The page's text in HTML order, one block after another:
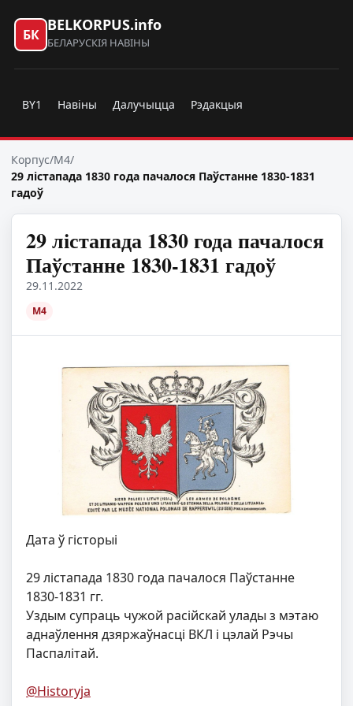
БК
BELKORPUS.info
БЕЛАРУСКІЯ НАВІНЫ
BY1 Навіны Далучыцца Рэдакцыя
Корпус/M4/
29 лістапада 1830 года пачалося Паўстанне 1830-1831
гадоў
29 лістапада 1830 года пачалося
Паўстанне 1830-1831 гадоў
29.11.2022
M4
Дата ў гiсторыi
29 лістапада 1830 года пачалося Паўстанне
1830-1831 гг.
Уздым супраць чужой расійскай улады з мэтаю
аднаўлення дзяржаўнасці ВКЛ і цэлай Рэчы
Паспалітай.
@Historyja